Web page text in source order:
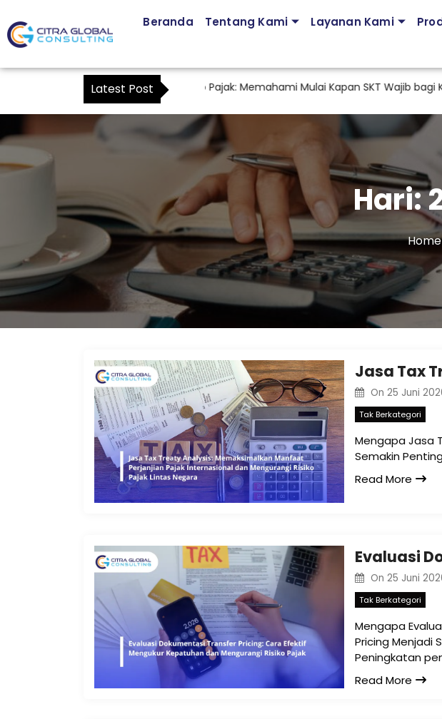
Beranda Tentang Kami Layanan Kami
Latest Post
Jasa Pendampingan Kuasa Wajib Pajak: Memahami Mulai Kapan SKT Wajib bagi
Hari:
Home
On 25 Juni
Tak Berkategori
Mengapa Jasa
Semakin
Read More
On 25 Juni
Tak Berkategori
Mengapa
Pricing Menjadi
Peningkatan
Read More